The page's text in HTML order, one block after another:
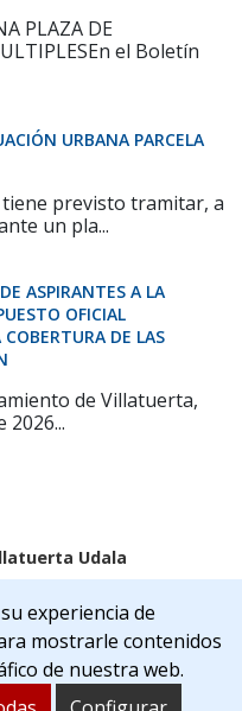
PLAZA DE
el Boletín
URBANA PARCELA
previsto tramitar, a
un pla...
ASPIRANTES A LA
OFICIAL
DE LAS
de Villatuerta,
2026...
Udala
(NAVARRA)
experiencia de
mostrarle contenidos
de nuestra web.